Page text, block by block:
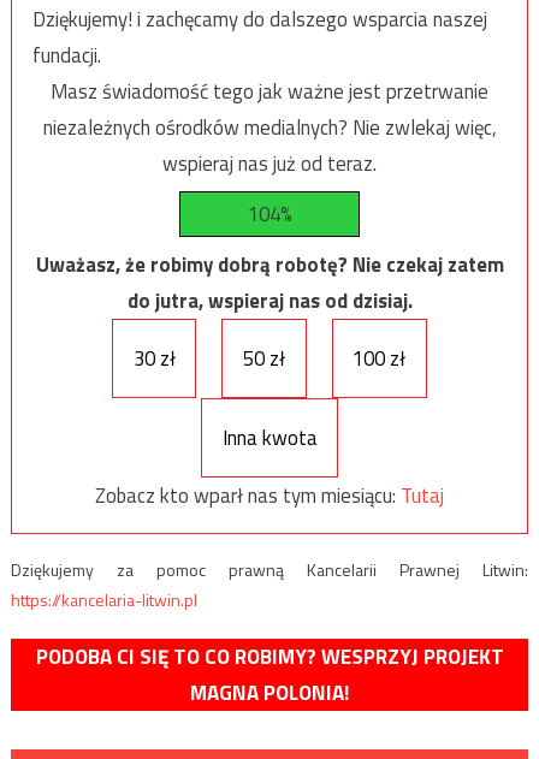
Dziękujemy! i zachęcamy do dalszego wsparcia naszej
fundacji.
Masz świadomość tego jak ważne jest przetrwanie
niezależnych ośrodków medialnych? Nie zwlekaj więc,
wspieraj nas już od teraz.
104%
Uważasz, że robimy dobrą robotę? Nie czekaj zatem
do jutra, wspieraj nas od dzisiaj.
30 zł
50 zł 100 zł
Inna kwota
Zobacz kto wparł nas tym miesiącu: Tutaj
Dziękujemy za pomoc prawną Kancelarii Prawnej Litwin:
https://kancelaria-litwin.pl
PODOBA CI SIĘ TO CO ROBIMY? WESPRZYJ PROJEKT
MAGNA POLONIA!